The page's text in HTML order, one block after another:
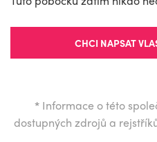
CHCI NAPSAT
* Informace o této
dostupných zdrojů a